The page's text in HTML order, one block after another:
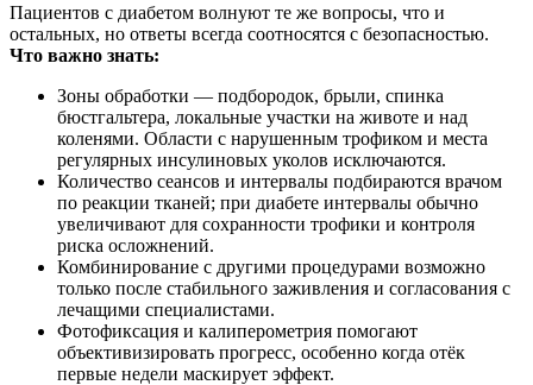
Пациентов с диабетом волнуют те же вопросы, что и
остальных, но ответы всегда соотносятся с безопасностью.
Что важно знать:
Зоны обработки — подбородок, брыли, спинка
бюстгальтера, локальные участки на животе и над
коленями. Области с нарушенным трофиком и места
регулярных инсулиновых уколов исключаются.
Количество сеансов и интервалы подбираются врачом
по реакции тканей; при диабете интервалы обычно
увеличивают для сохранности трофики и контроля
риска осложнений.
Комбинирование с другими процедурами возможно
только после стабильного заживления и согласования с
лечащими специалистами.
Фотофиксация и калиперометрия помогают
объективизировать прогресс, особенно когда отёк
первые недели маскирует эффект.